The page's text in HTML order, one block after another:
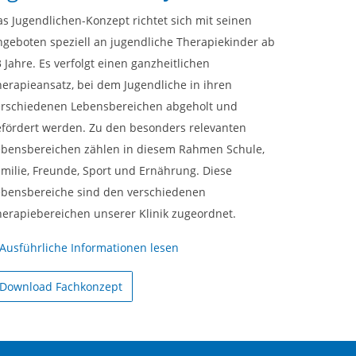
Jugendlichen-Konzept richtet sich mit seinen
speziell an jugendliche Therapiekinder ab
Jahre. Es verfolgt einen ganzheitlichen
bei dem Jugendliche in ihren
Lebensbereichen abgeholt und
werden. Zu den besonders relevanten
zählen in diesem Rahmen Schule,
Freunde, Sport und Ernährung. Diese
sind den verschiedenen
unserer Klinik zugeordnet.
Informationen lesen
Download Fachkonzept